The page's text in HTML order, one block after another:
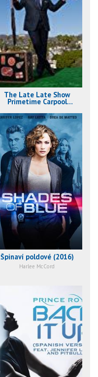
The Late Late Show
Primetime Carpool
Špinaví poldové (2016)
Harlee McCord